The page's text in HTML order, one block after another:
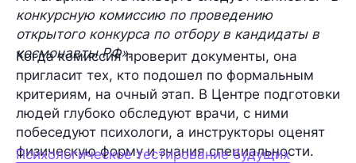
конкурсную комиссию по проведению
открытого конкурса по отбору в кандидаты в
космонавты РФ».
Когда комиссия проверит документы, она
пригласит тех, кто подошел по формальным
критериям, на очный этап. В Центре подготовки
людей глубоко обследуют врачи, с ними
побеседуют психологи, а инструкторы оценят
физическую форму и знания специальности.
Психологическое тестирование будущих